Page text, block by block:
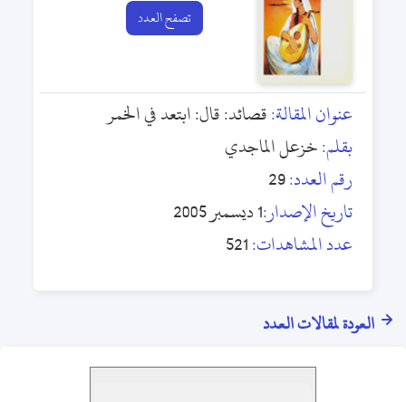
تصفح العدد
عنوان المقالة:قصائد: قال: ابتعد في الخمر
بقلم:خزعل الماجدي
رقم العدد:29
تاريخ الإصدار:1 ديسمبر 2005
عدد المشاهدات:521
العودة لمقالات العدد